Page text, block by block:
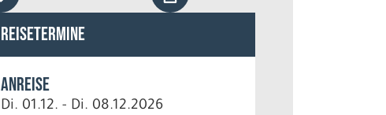
Reisetermine
Anreise
Di. 01.12. - Di. 08.12.2026